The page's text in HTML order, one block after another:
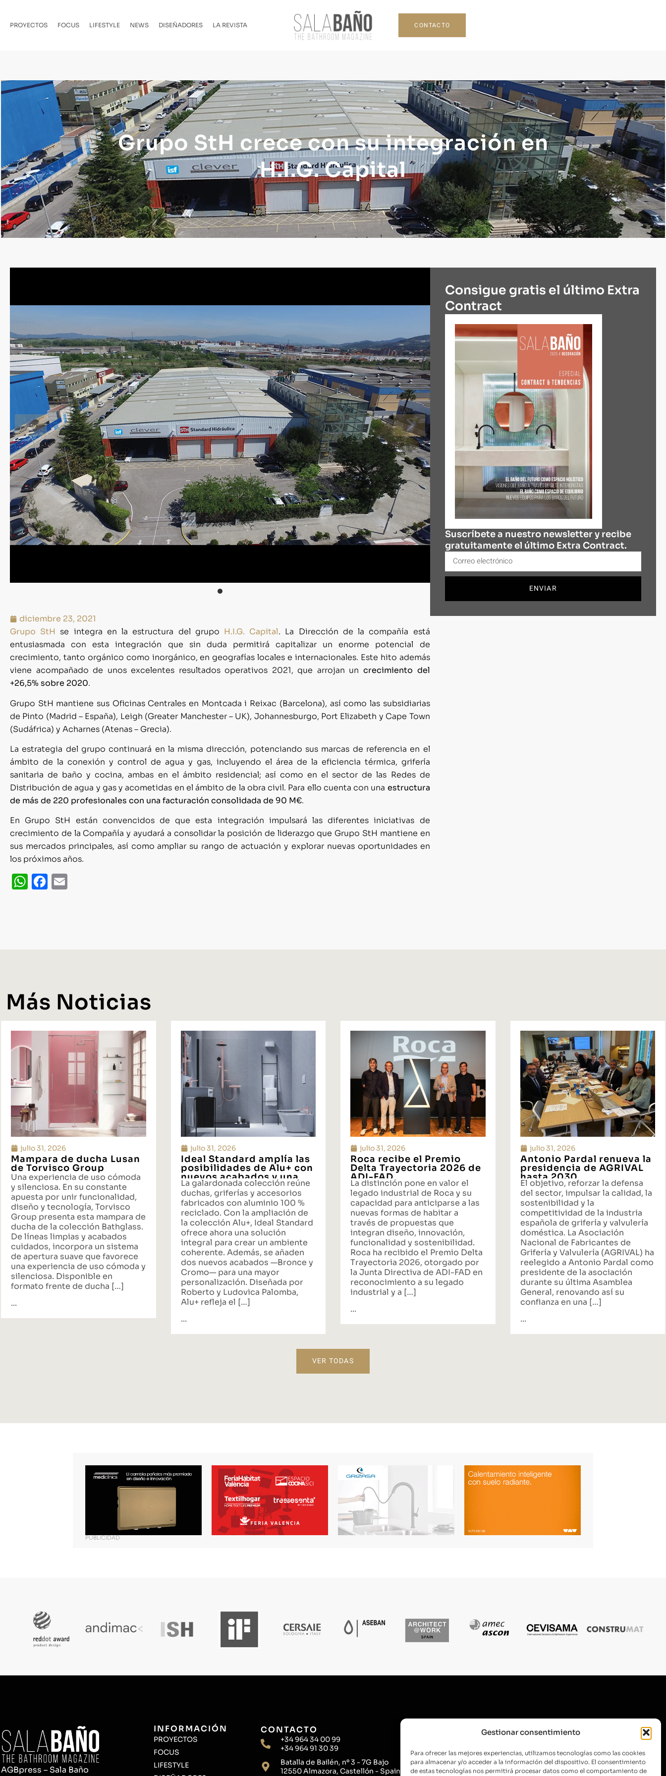
Gestionar consentimiento
Para ofrecer las mejores experiencias, utilizamos tecnologías como las cookies
para almacenar y/o acceder a la información del dispositivo. El consentimiento
de estas tecnologías nos permitirá procesar datos como el comportamiento de
PROYECTOS FOCUS LIFESTYLE NEWS DISEÑADORES LA REVISTA CONTACTO
Grupo StH crece con su integración en
H.I.G. Capital
diciembre 23, 2021
Grupo StH se integra en la estructura del grupo H.I.G. Capital. La Dirección de la compañía está
entusiasmada con esta integración que sin duda permitirá capitalizar un enorme potencial de
crecimiento, tanto orgánico como inorgánico, en geografías locales e internacionales. Este hito además
viene acompañado de unos excelentes resultados operativos 2021, que arrojan uncrecimiento del
+26,5% sobre 2020.
Grupo StH mantiene sus Oficinas Centrales en Montcada i Reixac (Barcelona), así como las subsidiarias
de Pinto (Madrid – España), Leigh (Greater Manchester – UK), Johannesburgo, Port Elizabeth y Cape Town
(Sudáfrica) y Acharnes (Atenas – Grecia).
La estrategia del grupo continuará en la misma dirección, potenciando sus marcas de referencia en el
ámbito de la conexión y control de agua y gas, incluyendo el área de la eficiencia térmica, grifería
sanitaria de baño y cocina, ambas en el ámbito residencial; así como en el sector de las Redes de
Distribución de agua y gas y acometidas en el ámbito de la obra civil. Para ello cuenta con una estructura
de más de 220 profesionales con una facturación consolidada de 90 M€.
En Grupo StH están convencidos de que esta integración impulsará las diferentes iniciativas de
crecimiento de la Compañía y ayudará a consolidar la posición de liderazgo que Grupo StH mantiene en
sus mercados principales, así como ampliar su rango de actuación y explorar nuevas oportunidades en
los próximos años.
WhatsApp
Facebook
Consigue gratis el último Extra
Contract
Suscríbete a nuestro newsletter y recibe
gratuitamente el último Extra Contract.
ENVIAR
Más Noticias
julio 31, 2026
Mampara de ducha Lusan
de Torvisco Group
Una experiencia de uso cómoda
y silenciosa. En su constante
apuesta por unir funcionalidad,
diseño y tecnología, Torvisco
Group presenta esta mampara de
ducha de la colección Bathglass.
De líneas limpias y acabados
cuidados, incorpora un sistema
de apertura suave que favorece
una experiencia de uso cómoda y
silenciosa. Disponible en
formato frente de ducha […]
...
julio 31, 2026
Ideal Standard amplía las
posibilidades de Alu+ con
nuevos acabados y una
propuesta integral de
baño
La galardonada colección reúne
duchas, griferías y accesorios
fabricados con aluminio 100 %
reciclado. Con la ampliación de
la colección Alu+, Ideal Standard
ofrece ahora una solución
integral para crear un ambiente
coherente. Además, se añaden
dos nuevos acabados —Bronce y
Cromo— para una mayor
personalización. Diseñada por
Roberto y Ludovica Palomba,
Alu+ refleja el […]
...
julio 31, 2026
Roca recibe el Premio
Delta Trayectoria 2026 de
ADI-FAD
La distinción pone en valor el
legado industrial de Roca y su
capacidad para anticiparse a las
nuevas formas de habitar a
través de propuestas que
integran diseño, innovación,
funcionalidad y sostenibilidad.
Roca ha recibido el Premio Delta
Trayectoria 2026, otorgado por
la Junta Directiva de ADI-FAD en
reconocimiento a su legado
industrial y a […]
...
julio 31, 2026
Antonio Pardal renueva la
presidencia de AGRIVAL
hasta 2030
El objetivo, reforzar la defensa
del sector, impulsar la calidad, la
sostenibilidad y la
competitividad de la industria
española de grifería y valvulería
doméstica. La Asociación
Nacional de Fabricantes de
Grifería y Valvulería (AGRIVAL) ha
reelegido a Antonio Pardal como
presidente de la asociación
durante su última Asamblea
General, renovando así su
confianza en una […]
...
VER TODAS
PUBLICIDAD
AGBpress – Sala Baño
INFORMACIÓN
PROYECTOS
FOCUS
LIFESTYLE
CONTACTO
+34 964 34 00 99
+34 964 91 30 39
Batalla de Bailén, nº 3 - 7G Bajo
12550 Almazora, Castellón - Spain
SUSCRÍBETE A NUESTRA